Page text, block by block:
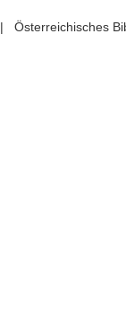
Österreichisches